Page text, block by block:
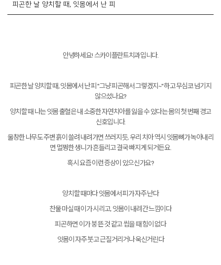
피곤한 날 양치할 때, 잇몸에서 난 피
안녕하세요! 스카이플란트치과입니다.
피곤한 날 양치할 때, 잇몸에서 난 피 "그냥 피곤해서 그렇겠지~" 하고 무심코 넘기지
않으셨나요?
양치할 때 나는 잇몸 출혈은 내 소중한 자연치아를 잃을 수 있다는 몸의 첫 번째 경고
신호입니다.
울창한 나무도 주변 흙이 쓸려 내려가면 쓰러지듯, 우리 치아 역시 잇몸뼈가 녹아내리
면 멀쩡한 생니가 흔들리고 결국 빠지게 되거든요.
혹시 요즘 이런 증상이 있으신가요?
양치할 때마다 잇몸에서 피가 자주 난다
찬물 마실 때 이가 시리고, 잇몸이 내려간 느낌이다
피곤하면 이가 붕 뜬 것 같고 씹을 때 힘이 없다
잇몸이 자주 붓고 근질거리거나 욱신거린다